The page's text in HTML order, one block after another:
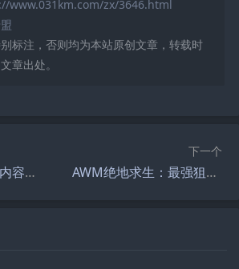
www.031km.com/zx/3646.html
标注，否则均为本站原创文章，转载时
章出处。
绝地求生更新公告内容在哪看-如何查看绝地求生最新版本更新内容
下一个
AWM绝地求生：最强狙击枪的全面解析-AWM在绝地求生中的使用技巧与实战分析